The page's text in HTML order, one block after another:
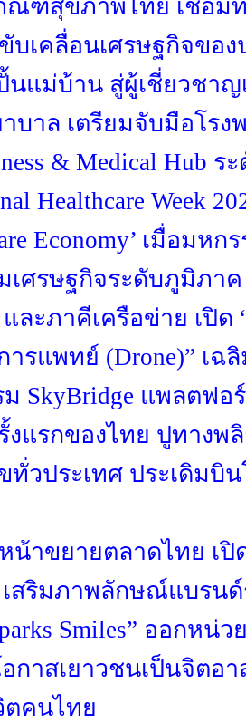
ณฑ์สุขภาพไทย เชื่อม
บเคลื่อนเศรษฐกิจของ
นแม่บ้าน สู่ผู้เชี่ยวชาญ
บาล เตรียมจับมือโร
& Medical Hub ร
Healthcare Week
Economy’ เมื่อมห
เศรษฐกิจระดับภูมิภาค
ละภาคีเครือข่าย เปิ
รแพทย์ (Drone)” เฉ
SkyBridge แพลตฟอ
งแรกของไทย ปูทางพ
วประเทศ ประเดิมบิ
น้าขยายตลาดไทย เปิ
สริมภาพลักษณ์แบรนด์
Smiles” ออกห
กาสเยาวชนเป็นจิตอ
คนไทย